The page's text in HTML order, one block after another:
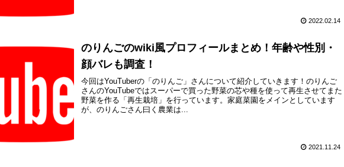
2022.02.14
のりんごのwiki風プロフィールまとめ！年齢や性別・
顔バレも調査！
今回はYouTuberの「のりんご」さんについて紹介していきます！のりんご
さんのYouTubeではスーパーで買った野菜の芯や種を使って再生させてまた
野菜を作る「再生栽培」を行っています。家庭菜園をメインとしています
が、のりんごさん曰く農業は...
2021.11.24